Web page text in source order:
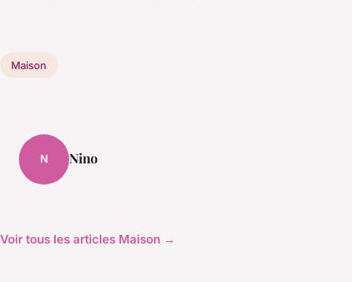
Maison
N Nino
Voir tous les articles Maison →